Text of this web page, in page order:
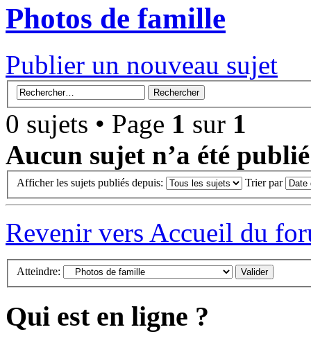
Photos de famille
Publier un nouveau sujet
0 sujets • Page 1 sur 1
Aucun sujet n’a été
Afficher les sujets publiés depuis: Trier par
Revenir vers Accueil du
Atteindre:
Qui est en ligne ?